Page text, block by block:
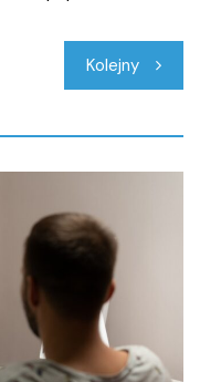
Kolejny